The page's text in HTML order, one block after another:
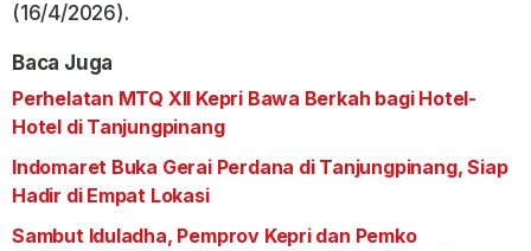
(16/4/2026).
Baca Juga
Perhelatan MTQ XII Kepri Bawa Berkah bagi Hotel-
Hotel di Tanjungpinang
Indomaret Buka Gerai Perdana di Tanjungpinang, Siap
Hadir di Empat Lokasi
Sambut Iduladha, Pemprov Kepri dan Pemko